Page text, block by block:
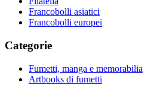
Francobolli asiatici
Francobolli europei
Categorie
Fumetti, manga e memorabilia
Artbooks di fumetti